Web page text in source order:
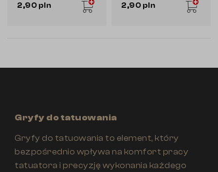
2,90 pln 2,90 pln
Gryfy do tatuowania
Gryfy do tatuowania to element, który
bezpośrednio wpływa na komfort pracy
tatuatora i precyzję wykonania każdego